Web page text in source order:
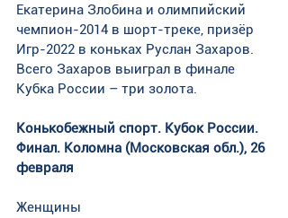
Екатерина Злобина и олимпийский
чемпион-2014 в шорт-треке, призёр
Игр-2022 в коньках Руслан Захаров.
Всего Захаров выиграл в финале
Кубка России – три золота.
Конькобежный спорт. Кубок России.
Финал. Коломна (Московская обл.), 26
февраля
Женщины